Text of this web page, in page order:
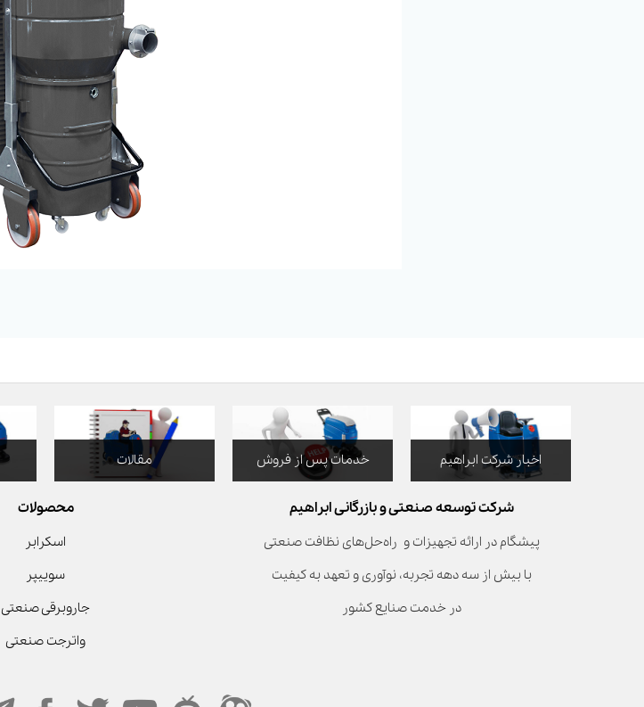
اخبار شرکت ابراهیم خدمات پس از فروش مقالات
شرکت توسعه صنعتی و بازرگانی ابراهیم
پیشگام در ارائه تجهیزات و راه‌حل‌های نظافت صنعتی
با بیش از سه دهه تجربه، نوآوری و تعهد به کیفیت
در خدمت صنایع کشور
محصولات
اسکرابر
سوییپر
جاروبرقی صنعتی
واترجت صنعتی